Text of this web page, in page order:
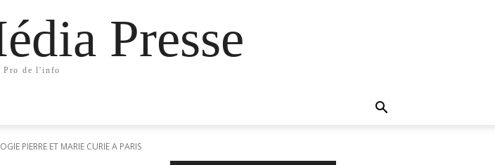
Presse
Pro de l'info
PIERRE ET MARIE CURIE A PARIS